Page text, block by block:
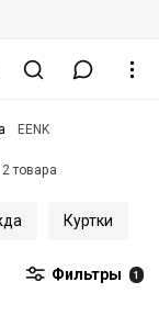
EENK
2 товара
Куртки
Фильтры 1